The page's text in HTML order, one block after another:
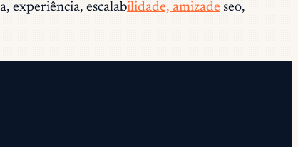
experiência, escalabilidade, amizade seo,